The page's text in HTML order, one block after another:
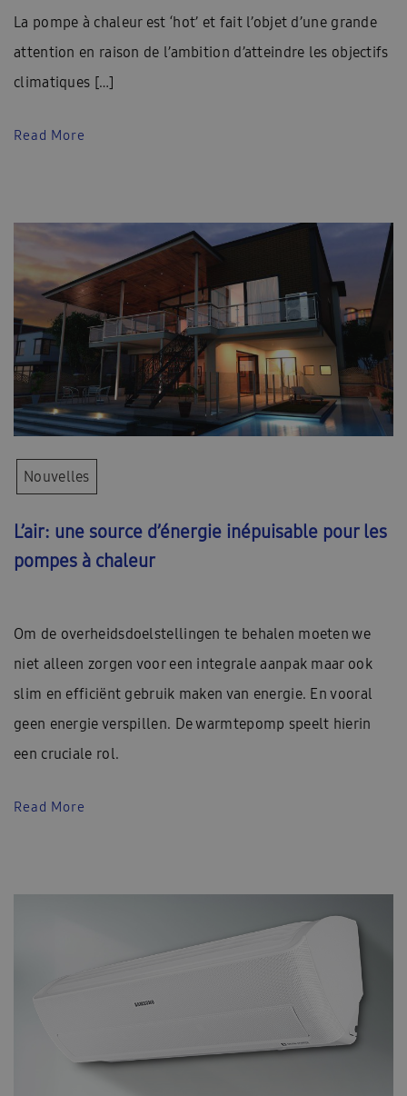
La pompe à chaleur est ‘hot’ et fait l’objet d’une grande
attention en raison de l’ambition d’atteindre les objectifs
climatiques […]
Read More
Nouvelles
L’air: une source d’énergie inépuisable pour les
pompes à chaleur
Om de overheidsdoelstellingen te behalen moeten we
niet alleen zorgen voor een integrale aanpak maar ook
slim en efficiënt gebruik maken van energie. En vooral
geen energie verspillen. De warmtepomp speelt hierin
een cruciale rol.
Read More